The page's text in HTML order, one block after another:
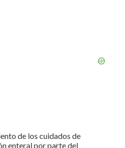
de los cuidados de
enteral por parte del